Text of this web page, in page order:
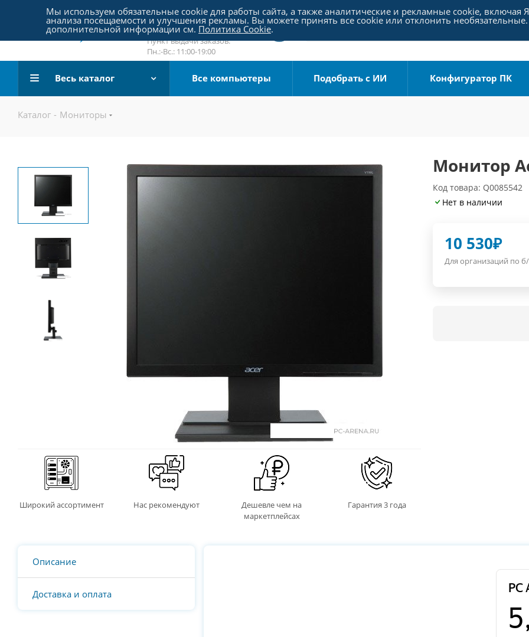
Пятницкое шоссе 18, пав. 267
email:sale@pc-arena.ru
Пн.:-Вс.: 10:00-20:00
Пункт выдачи заказов:
Пн.:-Вс.: 11:00-19:00
Весь каталог Все компьютеры Подобрать с ИИ Конфигуратор ПК
Каталог - Мониторы
Широкий ассортимент Нас рекомендуют
Дешевле чем на
маркетплейсах
Гарантия 3 года
Монитор
Код товара: Q0085542
Нет в наличии
10 530₽
Для организаций по
Описание
Доставка и оплата
Мы используем обязательные cookie для работы сайта, а также аналитические и рекламные cookie, включая
анализа посещаемости и улучшения рекламы. Вы можете принять все cookie или отклонить
дополнительной информации см. Политика Cookie.